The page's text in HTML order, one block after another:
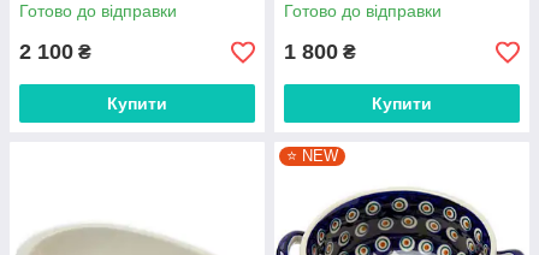
Готово до відправки
2 100 ₴
Купити
Готово до відправки
1 800 ₴
Купити
⭐️ NEW